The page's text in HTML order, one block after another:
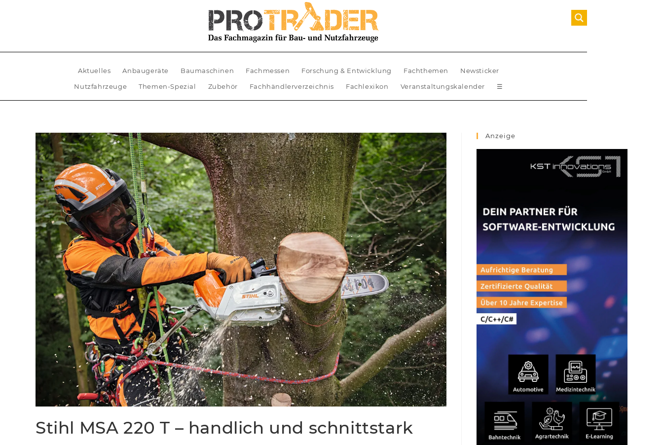
Aktuelles Anbaugeräte Baumaschinen Fachmessen Forschung & Entwicklung Fachthemen
Newsticker
Nutzfahrzeuge
Themen-Spezial Zubehör Fachhändlerverzeichnis Fachlexikon Veranstaltungskalender ☰
Stihl MSA 220 T – handlich und schnittstark
Anzeige